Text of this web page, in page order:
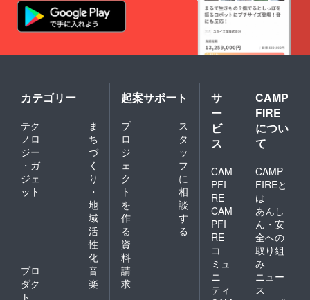
シ ※支
援時、
クレ
希望さ
れるお
名前を
ご記入
くださ
い。
ンドト
ラック
ショー
ゲーム
ダウン
ロード
●ノベル
ゲーム
『理人
ドラマ
音源
『あけ
いろお
疲れ様
会』
●A4
キービ
ジュア
ルチラ
シ ※支
援時、
カテゴリー
テク
ノロ
ジー
・ガ
ジェ
ット
ま
ち
づ
く
り
・
地
域
活
性
化
プロ
ダク
ト
音
楽
起案サポート
プ
ロ
ジ
ェ
ク
ト
を
作
る
ス
タ
ッ
フ
に
相
談
す
る
資
料
請
求
サ
ー
ビ
ス
CAM
PFI
RE
CAM
PFI
RE
コ
ミュ
ニ
ティ
CAMP
FIRE
につい
て
CAMP
FIREと
は
あんし
ん・安
全への
取り組
み
ニュー
ス